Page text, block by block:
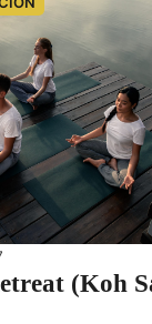
(Koh